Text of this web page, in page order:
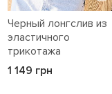
Черный лонгслив из
эластичного
трикотажа
1 149 грн